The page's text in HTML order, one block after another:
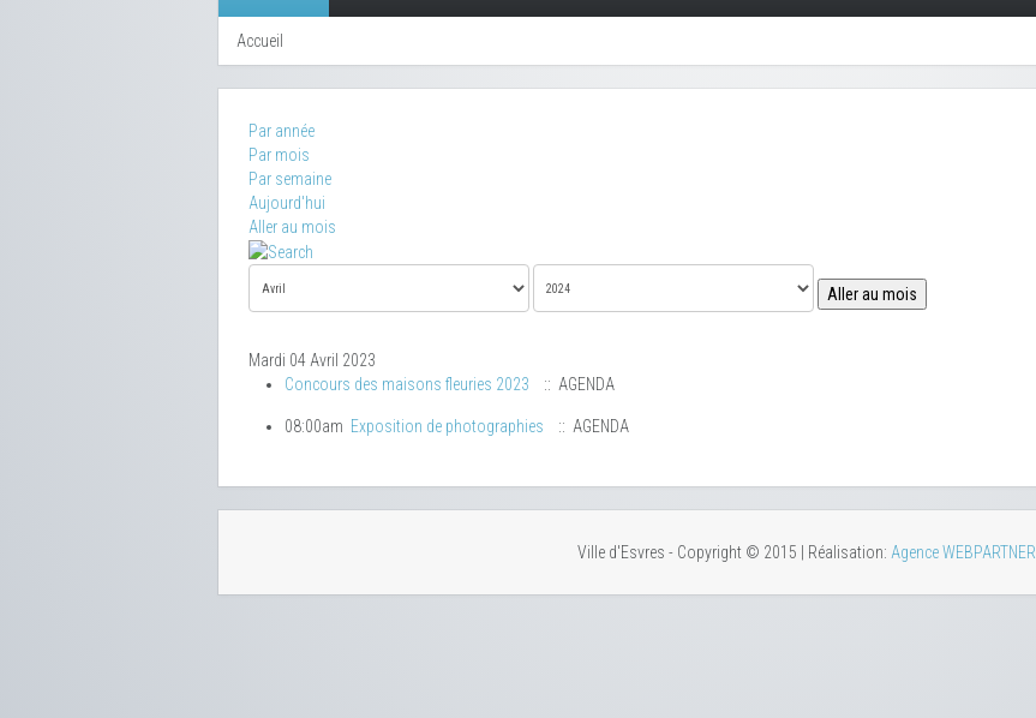
Accueil
Par année
Par mois
Par semaine
Aujourd'hui
Aller au mois
Aller au mois
Mardi 04 Avril 2023
Concours des maisons fleuries 2023
:: AGENDA
08:00am Exposition de photographies :: AGENDA
Ville d'Esvres - Copyright © 2015 | Réalisation: Agence WEBPARTNER